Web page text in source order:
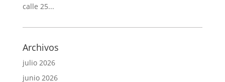
calle 25...
Archivos
julio 2026
junio 2026